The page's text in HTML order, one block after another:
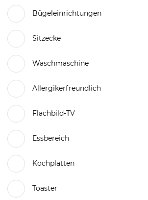
Bügeleinrichtungen
Sitzecke
Waschmaschine
Allergikerfreundlich
Flachbild-TV
Essbereich
Kochplatten
Toaster